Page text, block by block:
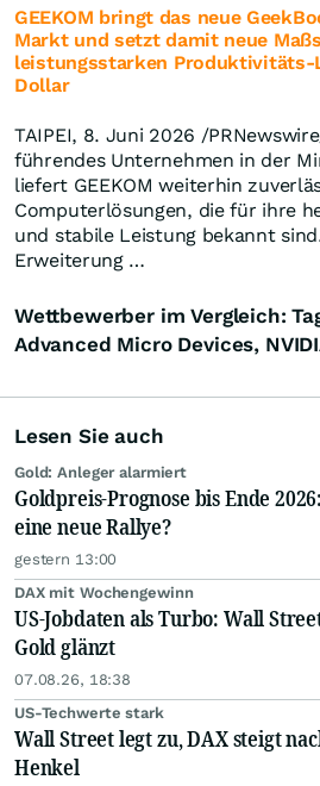
GEEKOM bringt das neue
Markt und setzt damit neue
leistungsstarken Produktivitäts-
Dollar
TAIPEI, 8. Juni 2026 /
führendes Unternehmen in der
liefert GEEKOM weiterhin
Computerlösungen, die für ihre
und stabile Leistung bekannt
Erweiterung …
Wettbewerber im Vergleich:
Advanced Micro Devices,
Lesen Sie auch
Gold: Anleger alarmiert
Goldpreis-Prognose bis Ende
eine neue Rallye?
gestern 13:00
DAX mit Wochengewinn
US-Jobdaten als Turbo: Wall
Gold glänzt
07.08.26, 18:38
US-Techwerte stark
Wall Street legt zu, DAX steigt
Henkel